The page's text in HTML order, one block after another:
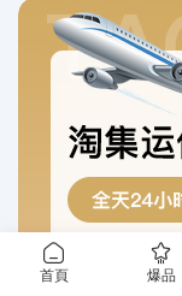
首頁 爆品